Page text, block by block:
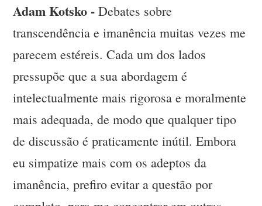
Adam Kotsko - Debates sobre
transcendência e imanência muitas vezes me
parecem estéreis. Cada um dos lados
pressupõe que a sua abordagem é
intelectualmente mais rigorosa e moralmente
mais adequada, de modo que qualquer tipo
de discussão é praticamente inútil. Embora
eu simpatize mais com os adeptos da
imanência, prefiro evitar a questão por